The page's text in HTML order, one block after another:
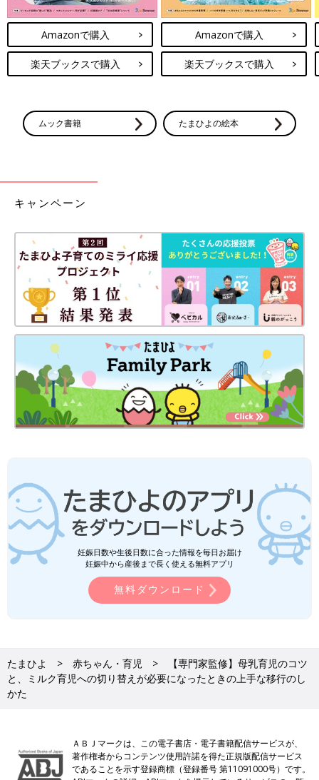
Amazonで購入
楽天ブックスで購入
Amazonで購入
楽天ブックスで購入
ムック書籍 たまひよの絵本
キャンペーン
妊娠日数や生後日数に合った情報を毎日お届け
妊娠中から産後まで長く使える無料アプリ
無料ダウンロード
たまひよ 赤ちゃん・育児
【専門家監修】母乳育児のコツ
と、ミルク育児への切り替えが必要になったときの上手な移行のし
かた
ＡＢＪマークは、この電子書店・電子書籍配信サービスが、
著作権者からコンテンツ使用許諾を得た正規版配信サービス
であることを示す登録商標（登録番号 第11091000号）です。